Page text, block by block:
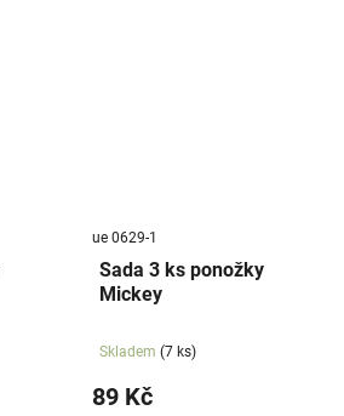
ue 0629-1
Sada 3 ks ponožky
Mickey
Skladem (7 ks)
89 Kč